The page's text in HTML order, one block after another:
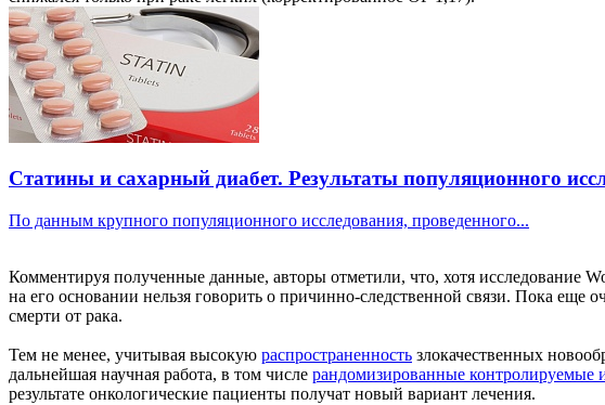
Статины и сахарный диабет. Результаты популяционного
По данным крупного популяционного исследования, проведенного...
Комментируя полученные данные, авторы отметили, что, хотя исследование
на его основании нельзя говорить о причинно-следственной связи. Пока
смерти от рака.
Тем не менее, учитывая высокую распространенность злокачественных
дальнейшая научная работа, в том числе рандомизированные контролируемые
результате онкологические пациенты получат новый вариант лечения.